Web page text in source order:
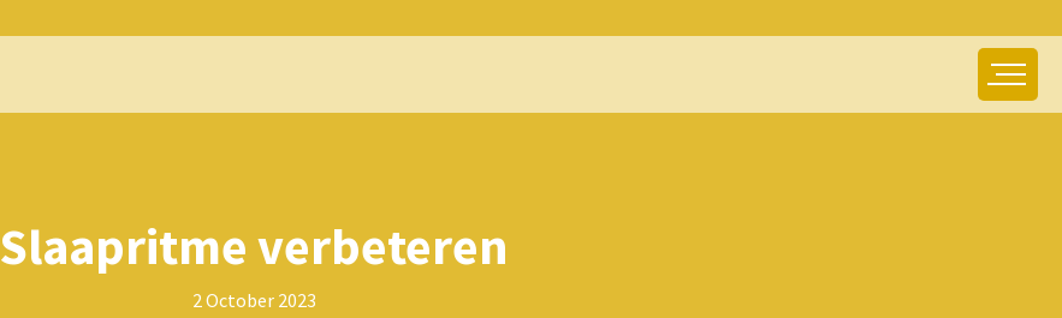
Slaapritme verbeteren
2 October 2023